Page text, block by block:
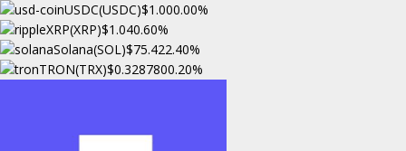
USDC(USDC)$1.000.00%
XRP(XRP)$1.040.60%
Solana(SOL)$75.422.40%
TRON(TRX)$0.3287800.20%